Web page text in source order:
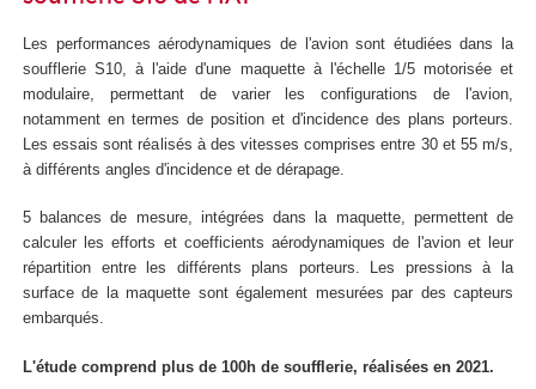
Les performances aérodynamiques de l'avion sont étudiées dans la
soufflerie S10, à l'aide d'une maquette à l'échelle 1/5 motorisée et
modulaire, permettant de varier les configurations de l'avion,
notamment en termes de position et d'incidence des plans porteurs.
Les essais sont réalisés à des vitesses comprises entre 30 et 55 m/s,
à différents angles d'incidence et de dérapage.
5 balances de mesure, intégrées dans la maquette, permettent de
calculer les efforts et coefficients aérodynamiques de l'avion et leur
répartition entre les différents plans porteurs. Les pressions à la
surface de la maquette sont également mesurées par des capteurs
embarqués.
L'étude comprend plus de 100h de soufflerie, réalisées en 2021.